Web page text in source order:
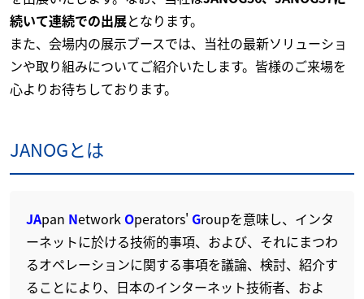
続いて連続での出展となります。
また、会場内の展示ブースでは、当社の最新ソリューショ
ンや取り組みについてご紹介いたします。皆様のご来場を
心よりお待ちしております。
JANOGとは
JApan Network Operators' Groupを意味し、インタ
ーネットに於ける技術的事項、および、それにまつわ
るオペレーションに関する事項を議論、検討、紹介す
ることにより、日本のインターネット技術者、およ